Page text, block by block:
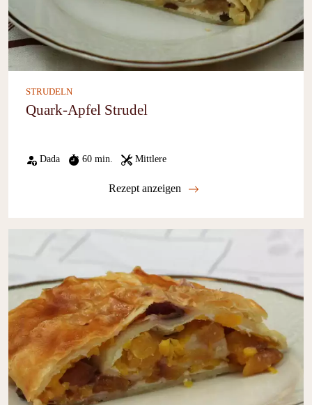
STRUDELN
Quark-Apfel Strudel
Dada 60 min. Mittlere
Rezept anzeigen